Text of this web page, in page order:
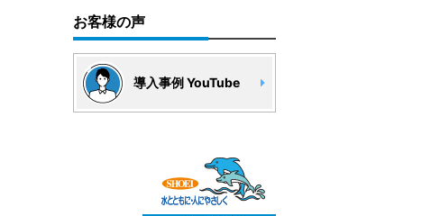
お客様の声
導入事例 YouTube